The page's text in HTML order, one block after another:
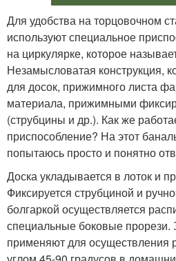
Для удобства на торцовочном
используют специальное
на циркулярке, которое
Незамысловатая конструкция,
для досок, прижимного листа
материала, прижимными
(струбцины и др.). Как же
приспособление? На этот
попытаюсь просто и понятно
Доска укладывается в лоток и
Фиксируется струбциной и
болгаркой осуществляется
специальные боковые прорези.
применяют для осуществления